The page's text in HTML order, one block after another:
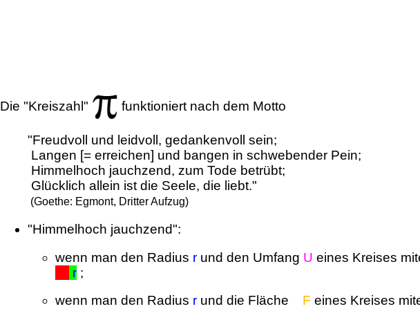
Die "Kreiszahl" funktioniert nach dem Motto
"Freudvoll und leidvoll, gedankenvoll sein;
Langen [= erreichen] und bangen in schwebender Pein;
Himmelhoch jauchzend, zum Tode betrübt;
Glücklich allein ist die Seele, die liebt."
(Goethe: Egmont, Dritter Aufzug)
"Himmelhoch jauchzend":
wenn man den Radius r und den Umfang U eines Kreises
r ;
wenn man den Radius r und die Fläche F eines Kreises